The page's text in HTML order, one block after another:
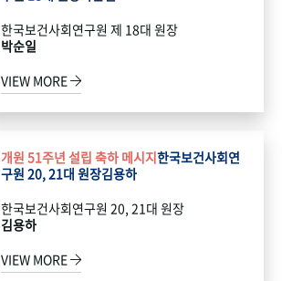
한국보건사회연구원 제 18대 원장
박순일
VIEW MORE
개원 51주년 설립 축하 메시지한국보건사회연
구원 20, 21대 원장김용하
한국보건사회연구원 20, 21대 원장
김용하
VIEW MORE